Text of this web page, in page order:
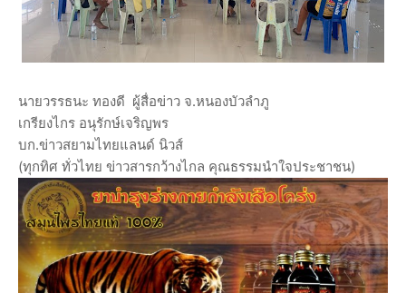
นายวรรธนะ ทองดี ผู้สื่อข่าว จ.หนองบัวลำภู
เกรียงไกร อนุรักษ์เจริญพร
บก.ข่าวสยามไทยแลนด์ นิวส์
(ทุกทิศ ทั่วไทย ข่าวสารกว้างไกล คุณธรรมนำใจประชาชน)